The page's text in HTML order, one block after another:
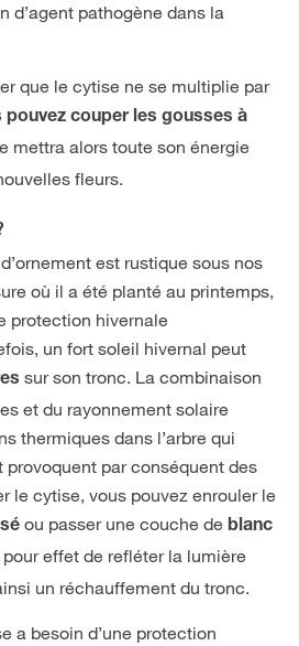
d’agent pathogène dans la
que le cytise ne se multiplie par
pouvez couper les gousses à
mettra alors toute son énergie
fleurs.
est rustique sous nos
où il a été planté au printemps,
protection hivernale
un fort soleil hivernal peut
sur son tronc. La combinaison
et du rayonnement solaire
thermiques dans l’arbre qui
provoquent par conséquent des
le cytise, vous pouvez enrouler le
ou passer une couche de blanc
effet de refléter la lumière
un réchauffement du tronc.
a besoin d’une protection